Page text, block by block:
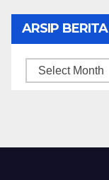
ARSIP BERITA
ARSIP